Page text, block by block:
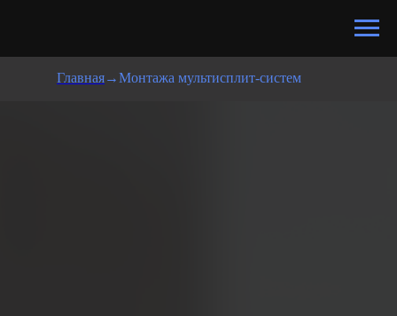
Главная→Монтажа мультисплит-систем